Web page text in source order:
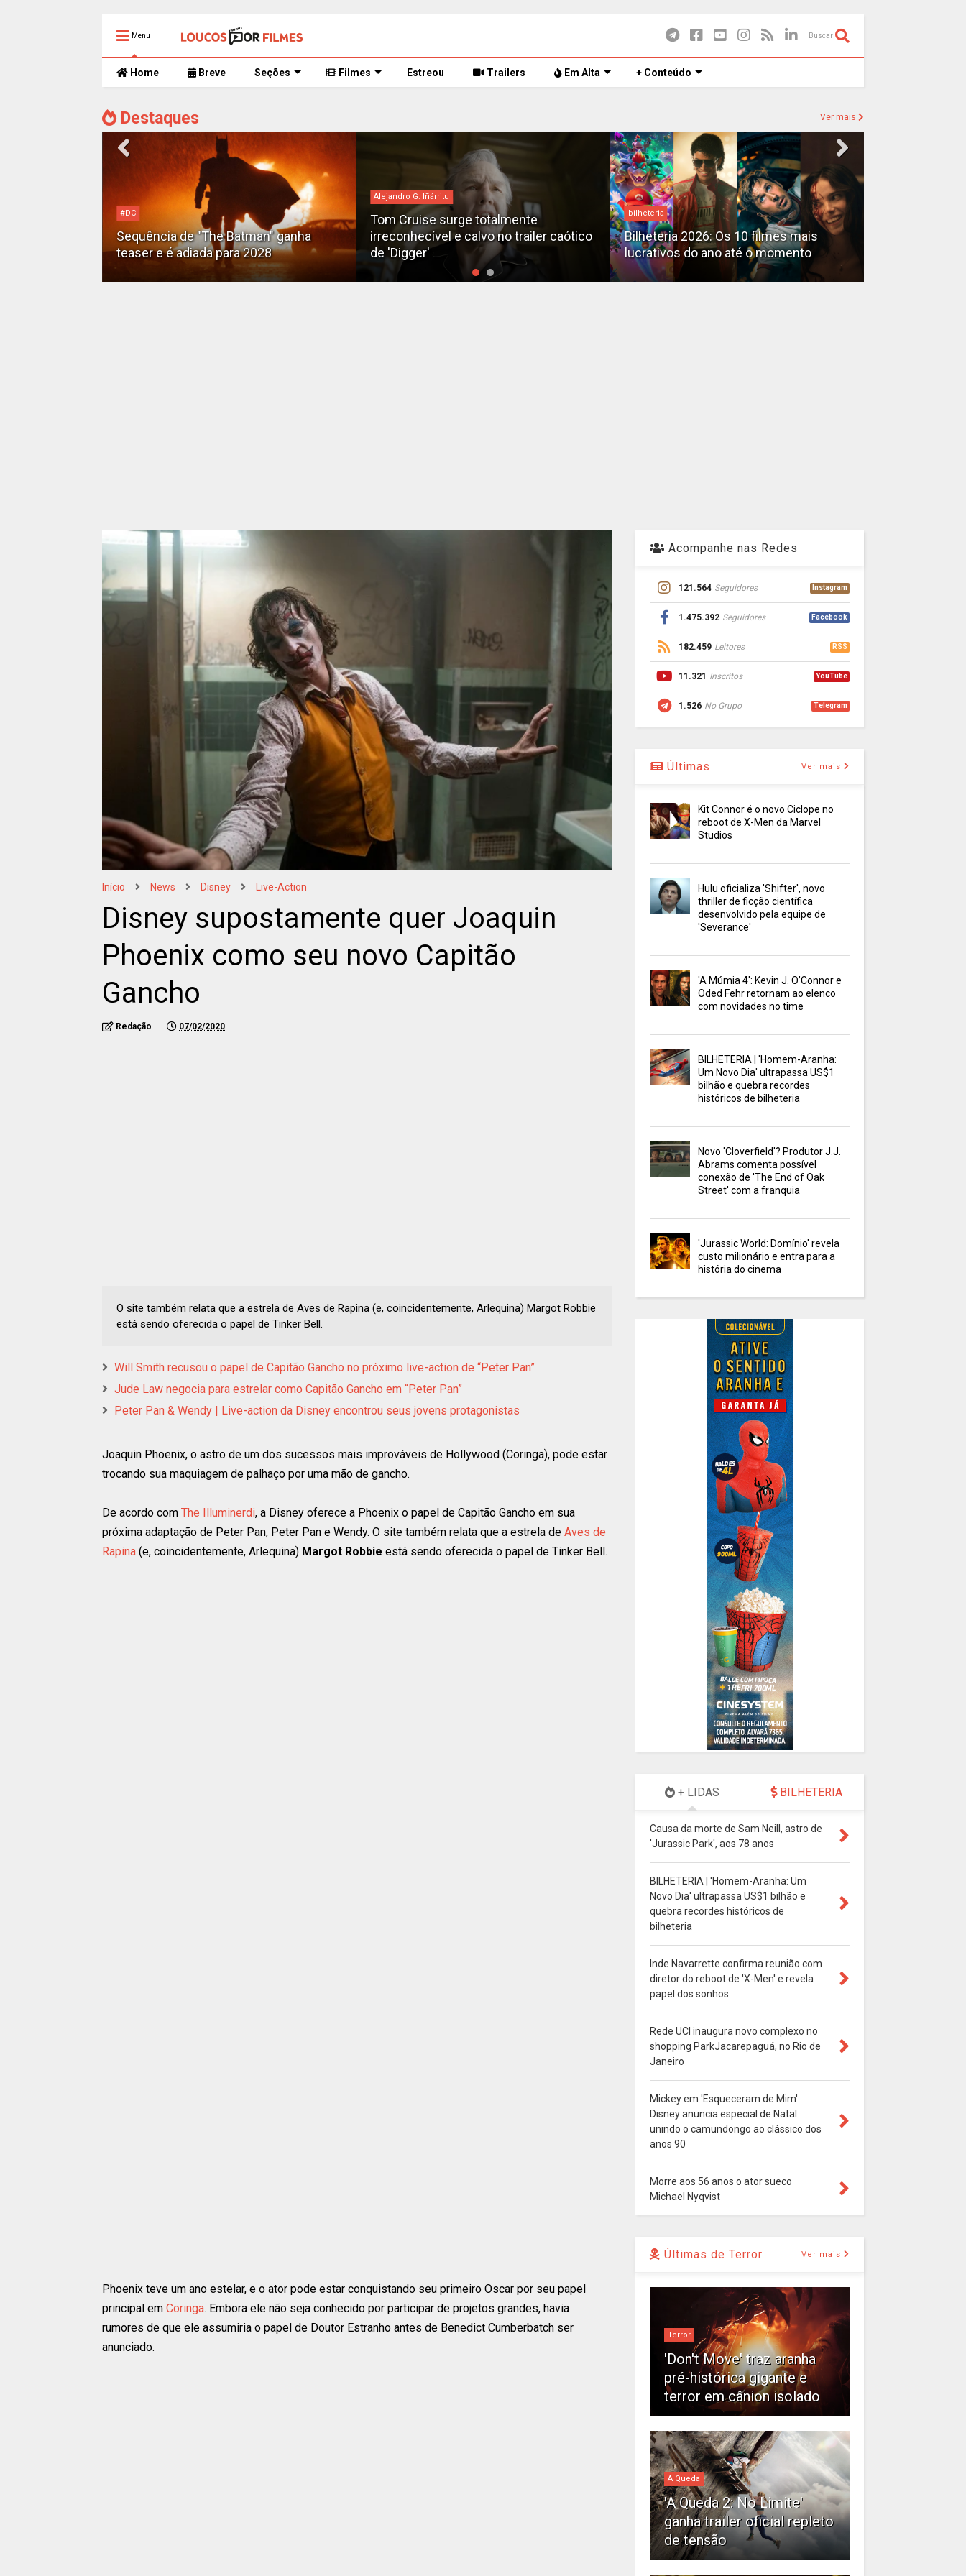
Menu Buscar
Home Breve Seções Filmes Estreou Trailers Em Alta + Conteúdo
Destaques Ver mais
#DC
Sequência de "The Batman" ganha
teaser e é adiada para 2028
Alejandro G. Iñárritu
Tom Cruise surge totalmente
irreconhecível e calvo no trailer caótico
de 'Digger'
bilheteria
Bilheteria 2026: Os 10 filmes mais
lucrativos do ano até o momento
Início News Disney Live-Action
Disney supostamente quer Joaquin
Phoenix como seu novo Capitão
Gancho
Redação 07/02/2020
O site também relata que a estrela de Aves de Rapina (e, coincidentemente, Arlequina) Margot Robbie
está sendo oferecida o papel de Tinker Bell.
Will Smith recusou o papel de Capitão Gancho no próximo live-action de “Peter Pan”
Jude Law negocia para estrelar como Capitão Gancho em “Peter Pan”
Peter Pan & Wendy | Live-action da Disney encontrou seus jovens protagonistas
Joaquin Phoenix, o astro de um dos sucessos mais improváveis de Hollywood (Coringa), pode estar
trocando sua maquiagem de palhaço por uma mão de gancho.
De acordo com The Illuminerdi, a Disney oferece a Phoenix o papel de Capitão Gancho em sua
próxima adaptação de Peter Pan, Peter Pan e Wendy. O site também relata que a estrela de Aves de
Rapina (e, coincidentemente, Arlequina) Margot Robbie está sendo oferecida o papel de Tinker Bell.
Phoenix teve um ano estelar, e o ator pode estar conquistando seu primeiro Oscar por seu papel
principal em Coringa. Embora ele não seja conhecido por participar de projetos grandes, havia
rumores de que ele assumiria o papel de Doutor Estranho antes de Benedict Cumberbatch ser
anunciado.
Acompanhe nas Redes
121.564 Seguidores Instagram
1.475.392 Seguidores Facebook
182.459 Leitores RSS
11.321 Inscritos YouTube
1.526 No Grupo Telegram
Últimas Ver mais
Kit Connor é o novo Ciclope no
reboot de X-Men da Marvel
Studios
Hulu oficializa 'Shifter', novo
thriller de ficção científica
desenvolvido pela equipe de
'Severance'
'A Múmia 4': Kevin J. O’Connor e
Oded Fehr retornam ao elenco
com novidades no time
BILHETERIA | 'Homem-Aranha:
Um Novo Dia' ultrapassa US$1
bilhão e quebra recordes
históricos de bilheteria
Novo 'Cloverfield'? Produtor J.J.
Abrams comenta possível
conexão de 'The End of Oak
Street' com a franquia
'Jurassic World: Domínio' revela
custo milionário e entra para a
história do cinema
+ LIDAS BILHETERIA
Causa da morte de Sam Neill, astro de
'Jurassic Park', aos 78 anos
BILHETERIA | 'Homem-Aranha: Um
Novo Dia' ultrapassa US$1 bilhão e
quebra recordes históricos de
bilheteria
Inde Navarrette confirma reunião com
diretor do reboot de 'X-Men' e revela
papel dos sonhos
Rede UCI inaugura novo complexo no
shopping ParkJacarepaguá, no Rio de
Janeiro
Mickey em 'Esqueceram de Mim':
Disney anuncia especial de Natal
unindo o camundongo ao clássico dos
anos 90
Morre aos 56 anos o ator sueco
Michael Nyqvist
Últimas de Terror Ver mais
Terror
'Don't Move' traz aranha
pré-histórica gigante e
terror em cânion isolado
A Queda
'A Queda 2: No Limite'
ganha trailer oficial repleto
de tensão